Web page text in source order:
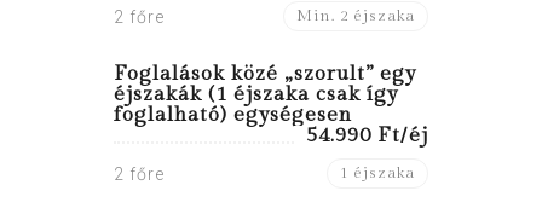
2 főre Min. 2 éjszaka
Foglalások közé „szorult” egy
éjszakák (1 éjszaka csak így
foglalható) egységesen
54.990 Ft/éj
2 főre 1 éjszaka